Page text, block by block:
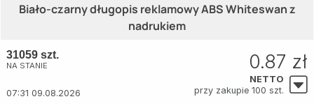
Biało-czarny długopis reklamowy ABS Whiteswan z
nadrukiem
31059 szt.
NA STANIE
07:31 09.08.2026
0.87 zł
NETTO
przy zakupie 100 szt.